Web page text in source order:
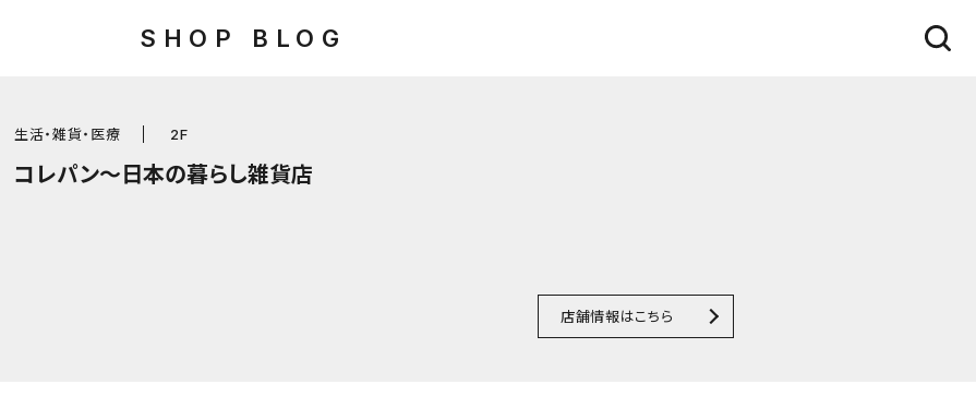
SHOP BLOG
生活・雑貨・医療 2F
コレパン～日本の暮らし雑貨店
店舗情報はこちら